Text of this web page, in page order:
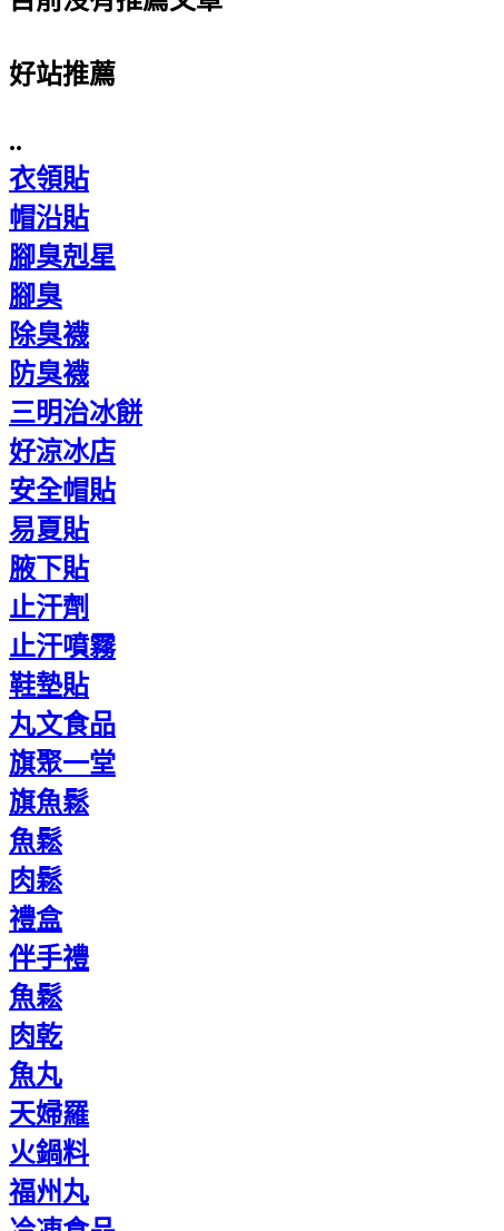
好站推薦
..
衣領貼
帽沿貼
腳臭剋星
腳臭
除臭襪
防臭襪
三明治冰餅
好涼冰店
安全帽貼
易夏貼
腋下貼
止汗劑
止汗噴霧
鞋墊貼
丸文食品
旗聚一堂
旗魚鬆
魚鬆
肉鬆
禮盒
伴手禮
魚鬆
肉乾
魚丸
天婦羅
火鍋料
福州丸